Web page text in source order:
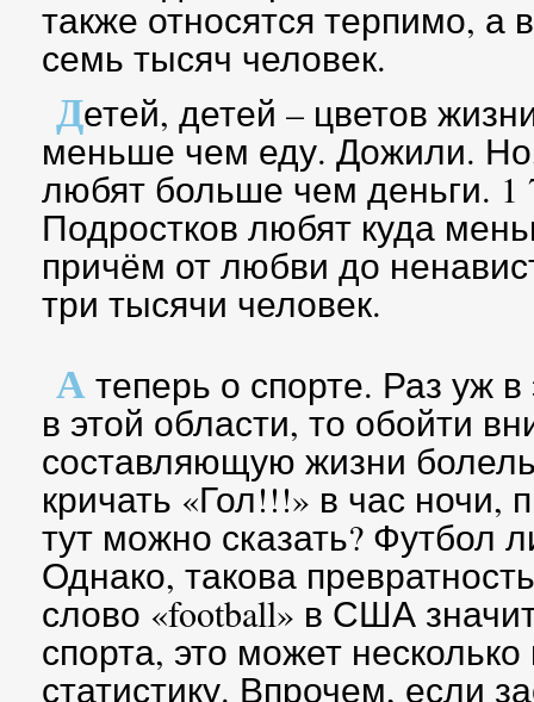
также относятся терпимо, а
семь тысяч человек.
Детей, детей – цветов
меньше чем еду. Дожили.
любят больше чем деньги. 1
Подростков любят куда
причём от любви до
три тысячи человек.
А теперь о спорте. Раз уж
в этой области, то обойти
составляющую жизни
кричать «Гол!!!» в час ночи,
тут можно сказать? Футбол
Однако, такова
слово «football» в США
спорта, это может
статистику. Впрочем, если